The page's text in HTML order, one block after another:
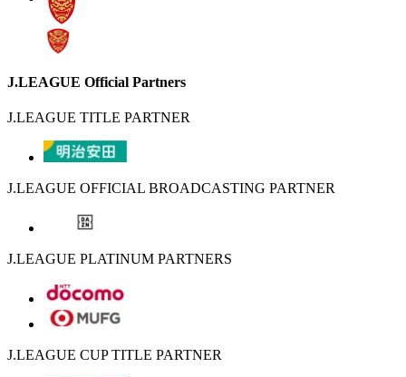
J.LEAGUE Official Partners
J.LEAGUE TITLE PARTNER
J.LEAGUE OFFICIAL BROADCASTING PARTNER
J.LEAGUE PLATINUM PARTNERS
J.LEAGUE CUP TITLE PARTNER